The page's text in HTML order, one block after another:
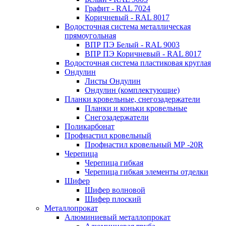
Графит - RAL 7024
Коричневый - RAL 8017
Водосточная система металлическая
прямоугольная
ВПР ПЭ Белый - RAL 9003
ВПР ПЭ Коричневый - RAL 8017
Водосточная система пластиковая круглая
Ондулин
Листы Ондулин
Ондулин (комплектующие)
Планки кровельные, снегозадержатели
Планки и коньки кровельные
Снегозадержатели
Поликарбонат
Профнастил кровельный
Профнастил кровельный МР -20R
Черепица
Черепица гибкая
Черепица гибкая элементы отделки
Шифер
Шифер волновой
Шифер плоский
Металлопрокат
Алюминиевый металлопрокат